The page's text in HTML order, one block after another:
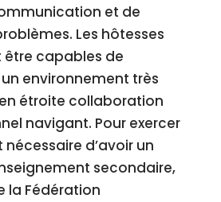
et de
Les hôtesses
être capables de
environnement très
étroite collaboration
navigant. Pour exercer
nécessaire d’avoir un
secondaire,
la Fédération